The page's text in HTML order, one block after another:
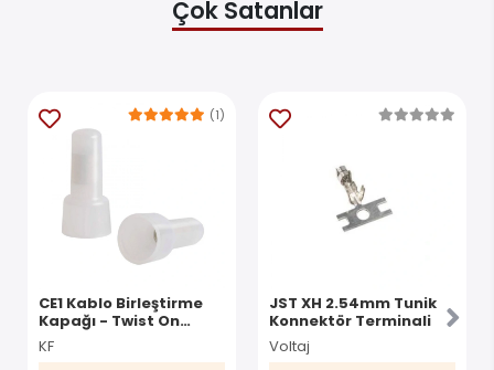
Çok Satanlar
CE1 Kablo Birleştirme
Kapağı - Twist On
Konnektör
KF
(1)
JST XH 2.54mm Tunik
Konnektör Terminali
Voltaj